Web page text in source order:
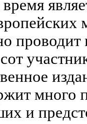
время
много
и